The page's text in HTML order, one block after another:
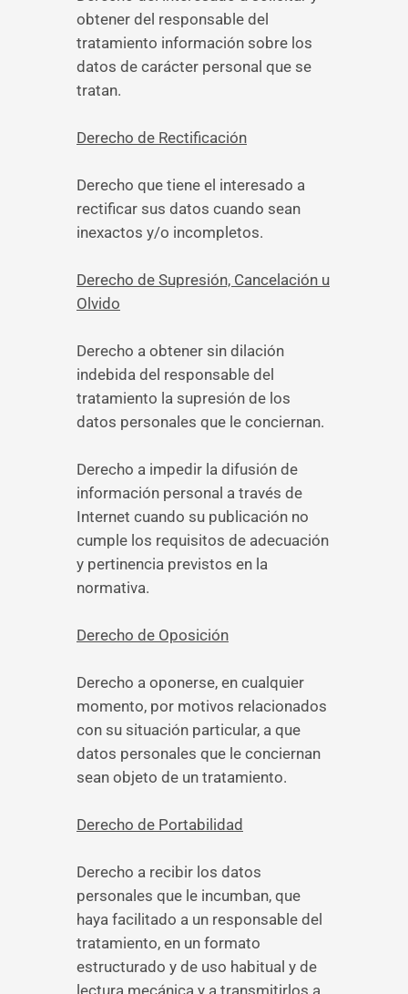
obtener del responsable del
tratamiento información sobre los
datos de carácter personal que se
tratan.
Derecho de Rectificación
Derecho que tiene el interesado a
rectificar sus datos cuando sean
inexactos y/o incompletos.
Derecho de Supresión, Cancelación u
Olvido
Derecho a obtener sin dilación
indebida del responsable del
tratamiento la supresión de los
datos personales que le conciernan.
Derecho a impedir la difusión de
información personal a través de
Internet cuando su publicación no
cumple los requisitos de adecuación
y pertinencia previstos en la
normativa.
Derecho de Oposición
Derecho a oponerse, en cualquier
momento, por motivos relacionados
con su situación particular, a que
datos personales que le conciernan
sean objeto de un tratamiento.
Derecho de Portabilidad
Derecho a recibir los datos
personales que le incumban, que
haya facilitado a un responsable del
tratamiento, en un formato
estructurado y de uso habitual y de
lectura mecánica y a transmitirlos a